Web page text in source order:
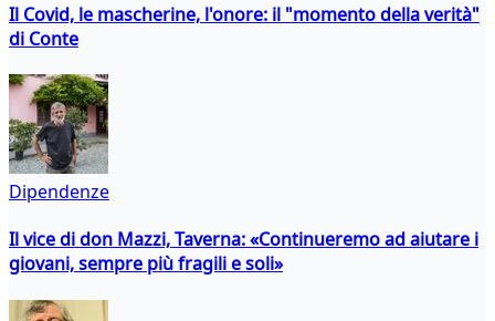
Il Covid, le mascherine, l'onore: il "momento della verità"
di Conte
Dipendenze
Il vice di don Mazzi, Taverna: «Continueremo ad aiutare i
giovani, sempre più fragili e soli»